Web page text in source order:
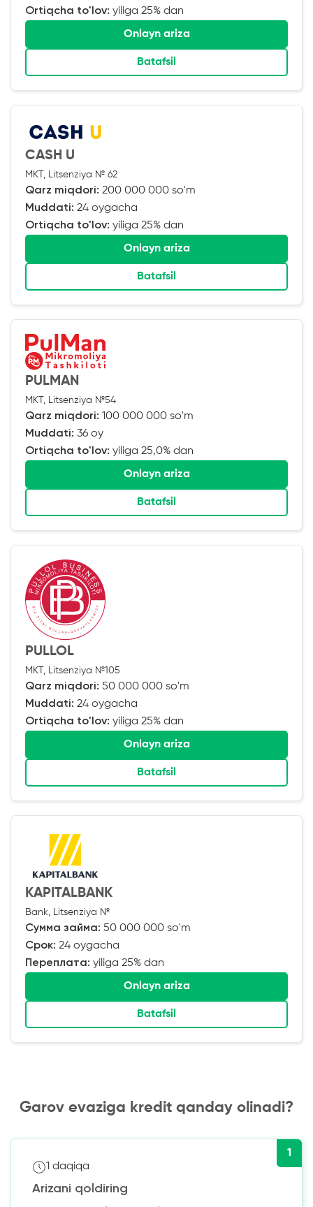
Ortiqcha to'lov: yiliga 25% dan
Onlayn ariza
Batafsil
CASH U
MKT, Litsenziya № 62
Qarz miqdori: 200 000 000 so'm
Muddati: 24 oygacha
Ortiqcha to'lov: yiliga 25% dan
Onlayn ariza
Batafsil
PULMAN
MKT, Litsenziya №54
Qarz miqdori: 100 000 000 so'm
Muddati: 36 oy
Ortiqcha to'lov: yiliga 25,0% dan
Onlayn ariza
Batafsil
PULLOL
MKT, Litsenziya №105
Qarz miqdori: 50 000 000 so'm
Muddati: 24 oygacha
Ortiqcha to'lov: yiliga 25% dan
Onlayn ariza
Batafsil
KAPITALBANK
Bank, Litsenziya №
Сумма займа: 50 000 000 so'm
Срок: 24 oygacha
Переплата: yiliga 25% dan
Onlayn ariza
Batafsil
Garov evaziga kredit qanday olinadi?
1
1 daqiqa
Arizani qoldiring